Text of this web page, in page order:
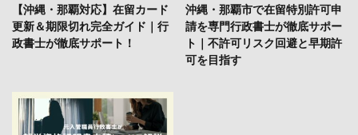
【沖縄・那覇対応】在留カード
更新＆期限切れ完全ガイド｜行
政書士が徹底サポート！
沖縄・那覇市で在留特別許可申
請を専門行政書士が徹底サポー
ト｜不許可リスク回避と早期許
可を目指す